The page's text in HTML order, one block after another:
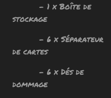
- 1 x Boîte de
stockage
- 6 x Séparateur
de cartes
- 6 x Dés de
dommage